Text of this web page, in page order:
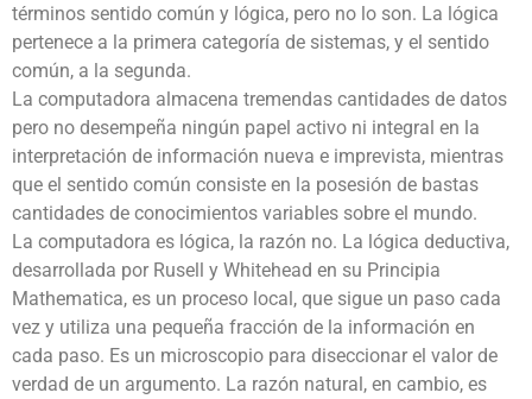
términos sentido común y lógica, pero no lo son. La lógica
pertenece a la primera categoría de sistemas, y el sentido
común, a la segunda.
La computadora almacena tremendas cantidades de datos
pero no desempeña ningún papel activo ni integral en la
interpretación de información nueva e imprevista, mientras
que el sentido común consiste en la posesión de bastas
cantidades de conocimientos variables sobre el mundo.
La computadora es lógica, la razón no. La lógica deductiva,
desarrollada por Rusell y Whitehead en su Principia
Mathematica, es un proceso local, que sigue un paso cada
vez y utiliza una pequeña fracción de la información en
cada paso. Es un microscopio para diseccionar el valor de
verdad de un argumento. La razón natural, en cambio, es